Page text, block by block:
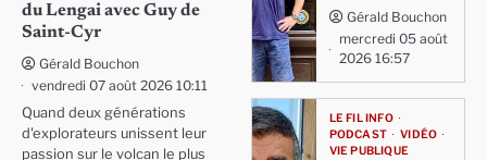
du Lengai avec Guy de
Saint-Cyr
Gérald Bouchon
vendredi 07 août 2026 10:11
Quand deux générations
d'explorateurs unissent leur
passion sur le volcan le plus
Gérald Bouchon
mercredi 05 août
2026 16:57
LE FIL INFO
PODCAST
VIDÉO
VIE PUBLIQUE